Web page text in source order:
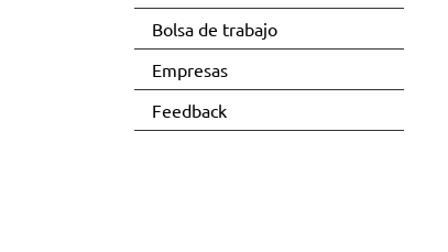
Bolsa de trabajo
Empresas
Feedback